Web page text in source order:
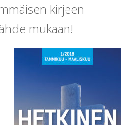
kirjeen
mukaan!